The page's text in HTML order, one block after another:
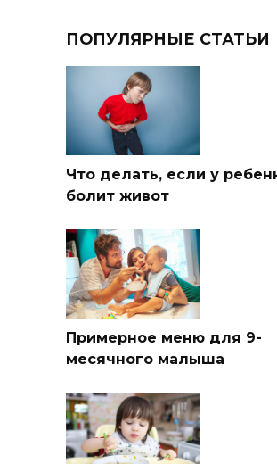
ПОПУЛЯРНЫЕ СТАТЬИ
Что делать, если у
болит живот
Примерное меню для 9-
месячного малыша